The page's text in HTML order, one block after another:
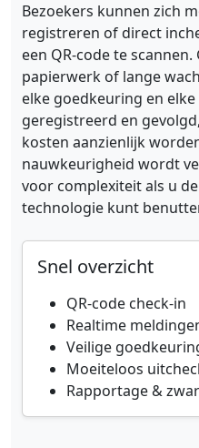
Bezoekers kunnen zich
registreren of direct
een QR-code te
papierwerk of lange
elke goedkeuring en
geregistreerd en
kosten aanzienlijk
nauwkeurigheid wordt
voor complexiteit als u
technologie kunt
Snel overzicht
QR-code check-in
Realtime
Veilige
Moeiteloos
Rapportage &